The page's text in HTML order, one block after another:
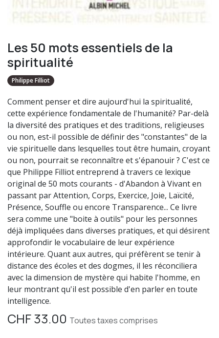
Les 50 mots essentiels de la
spiritualité
Philippe Filliot
Comment penser et dire aujourd'hui la spiritualité,
cette expérience fondamentale de l'humanité? Par-delà
la diversité des pratiques et des traditions, religieuses
ou non, est-il possible de définir des "constantes" de la
vie spirituelle dans lesquelles tout être humain, croyant
ou non, pourrait se reconnaître et s'épanouir ? C'est ce
que Philippe Filliot entreprend à travers ce lexique
original de 50 mots courants - d'Abandon à Vivant en
passant par Attention, Corps, Exercice, Joie, Laïcité,
Présence, Souffle ou encore Transparence... Ce livre
sera comme une "boite à outils" pour les personnes
déjà impliquées dans diverses pratiques, et qui désirent
approfondir le vocabulaire de leur expérience
intérieure. Quant aux autres, qui préfèrent se tenir à
distance des écoles et des dogmes, il les réconciliera
avec la dimension de mystère qui habite l'homme, en
leur montrant qu'il est possible d'en parler en toute
intelligence.
CHF33.00 Toutes taxes comprises